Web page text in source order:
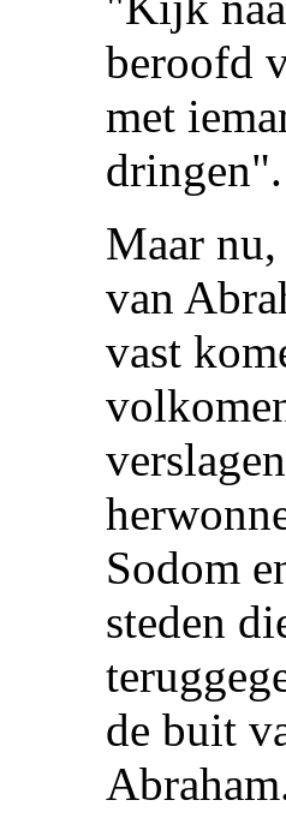
beroofd
met
dringen".
Maar
van
vast
Sodom
steden
de buit